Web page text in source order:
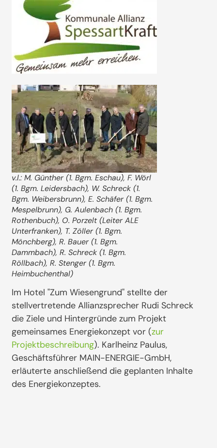
v.l.: M. Günther (1. Bgm. Eschau), F. Wörl
(1. Bgm. Leidersbach), W. Schreck (1.
Bgm. Weibersbrunn), E. Schäfer (1. Bgm.
Mespelbrunn), G. Aulenbach (1. Bgm.
Rothenbuch), O. Porzelt (Leiter ALE
Unterfranken), T. Zöller (1. Bgm.
Mönchberg), R. Bauer (1. Bgm.
Dammbach), R. Schreck (1. Bgm.
Röllbach), R. Stenger (1. Bgm.
Heimbuchenthal)
Im Hotel "Zum Wiesengrund" stellte der
stellvertretende Allianzsprecher Rudi Schreck
die Ziele und Hintergründe zum Projekt
gemeinsames Energiekonzept vor (zur
Projektbeschreibung). Karlheinz Paulus,
Geschäftsführer MAIN-ENERGIE-GmbH,
erläuterte anschließend die geplanten Inhalte
des Energiekonzeptes.